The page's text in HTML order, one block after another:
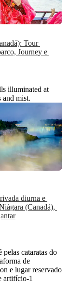
Tour
Journey e
illuminated at
mist.
diurna e
(Canadá),
pelas cataratas do
de
e lugar reservado
artifício-1